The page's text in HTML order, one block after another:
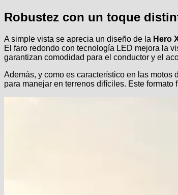
Robustez con un toque
A simple vista se aprecia un diseño de la Hero
El faro redondo con tecnología LED mejora la
garantizan comodidad para el conductor y el
Además, y como es característico en las motos
para manejar en terrenos difíciles. Este